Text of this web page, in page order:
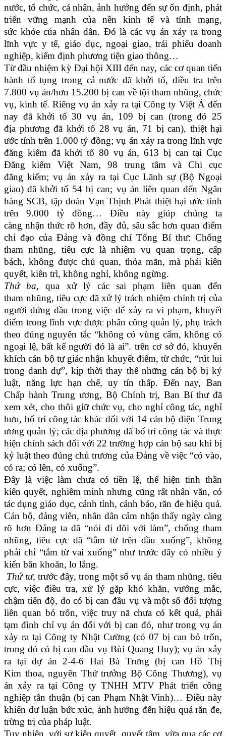
nước, tổ chức, cá nhân, ảnh hưởng đến sự ổn định, phát
triển vững mạnh của nền kinh tế và tính mạng,
sức khỏe của nhân dân. Đó là các vụ án xảy ra trong
lĩnh vực y tế, giáo dục, ngoại giao, trái phiếu doanh
nghiệp, kiểm định phương tiện giao thông…
Từ đầu nhiệm kỳ Đại hội XIII đến nay, các cơ quan tiến
hành tố tụng trong cả nước đã khởi tố, điều tra trên
7.800 vụ án/hơn 15.200 bị can về tội tham nhũng, chức
vụ, kinh tế. Riêng vụ án xảy ra tại Công ty Việt Á đến
nay đã khởi tố 30 vụ án, 109 bị can (trong đó 25
địa phương đã khởi tố 28 vụ án, 71 bị can), thiệt hại
ước tính trên 1.000 tỷ đồng; vụ án xảy ra trong lĩnh vực
đăng kiểm đã khởi tố 80 vụ án, 613 bị can tại Cục
Đăng kiểm Việt Nam, 98 trung tâm và Chi cục
đăng kiểm; vụ án xảy ra tại Cục Lãnh sự (Bộ Ngoại
giao) đã khởi tố 54 bị can; vụ án liên quan đến Ngân
hàng SCB, tập đoàn Vạn Thịnh Phát thiệt hại ước tính
trên 9.000 tỷ đồng… Điều này giúp chúng ta
càng nhận thức rõ hơn, đầy đủ, sâu sắc hơn quan điểm
chỉ đạo của Đảng và đồng chí Tổng Bí thư: Chống
tham nhũng, tiêu cực là nhiệm vụ quan trọng, cấp
bách, không được chủ quan, thỏa mãn, mà phải kiên
quyết, kiên trì, không nghỉ, không ngừng.
Thứ ba,qua xử lý các sai phạm liên quan đến
tham nhũng, tiêu cực đã xử lý trách nhiệm chính trị của
người đứng đầu trong việc để xảy ra vi phạm, khuyết
điểm trong lĩnh vực được phân công quản lý, phụ trách
theo đúng nguyên tắc “không có vùng cấm, không có
ngoại lệ, bất kể người đó là ai”. trên cơ sở đó, khuyến
khích cán bộ tự giác nhận khuyết điểm, từ chức, “rút lui
trong danh dự”, kịp thời thay thế những cán bộ bị kỷ
luật, năng lực hạn chế, uy tín thấp. Đến nay, Ban
Chấp hành Trung ương, Bộ Chính trị, Ban Bí thư đã
xem xét, cho thôi giữ chức vụ, cho nghỉ công tác, nghỉ
hưu, bố trí công tác khác đối với 14 cán bộ diện Trung
ương quản lý; các địa phương đã bố trí công tác và thực
hiện chính sách đối với 22 trường hợp cán bộ sau khi bị
kỷ luật theo đúng chủ trương của Đảng về việc “có vào,
có ra; có lên, có xuống”.
Đây là việc làm chưa có tiền lệ, thể hiện tinh thần
kiên quyết, nghiêm minh nhưng cũng rất nhân văn, có
tác dụng giáo dục, cảnh tỉnh, cảnh báo, răn đe hiệu quả.
Cán bộ, đảng viên, nhân dân cảm nhận thấy ngày càng
rõ hơn Đảng ta đã “nói đi đôi với làm”, chống tham
nhũng, tiêu cực đã “tắm từ trên đầu xuống”, không
phải chỉ “tắm từ vai xuống” như trước đây có nhiều ý
kiến băn khoăn, lo lắng.
Thứ tư, trước đây, trong một số vụ án tham nhũng, tiêu
cực, việc điều tra, xử lý gặp khó khăn, vướng mắc,
chậm tiến độ, do có bị can đầu vụ và một số đối tượng
liên quan bỏ trốn, việc truy nã chưa có kết quả, phải
tạm đình chỉ vụ án đối với bị can đó, như trong vụ án
xảy ra tại Công ty Nhật Cường (có 07 bị can bỏ trốn,
trong đó có bị can đầu vụ Bùi Quang Huy); vụ án xảy
ra tại dự án 2-4-6 Hai Bà Trưng (bị can Hồ Thị
Kim thoa, nguyên Thứ trưởng Bộ Công Thương), vụ
án xảy ra tại Công ty TNHH MTV Phát triển công
nghiệp tân thuận (bị can Phạm Nhật Vinh)… Điều này
khiến dư luận bức xúc, ảnh hưởng đến hiệu quả răn đe,
trừng trị của pháp luật.
Tuy nhiên, với sự kiên quyết, quyết tâm, vừa qua các cơ